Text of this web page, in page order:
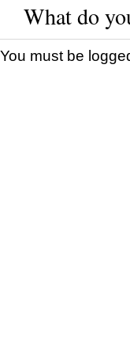
What do
You must be